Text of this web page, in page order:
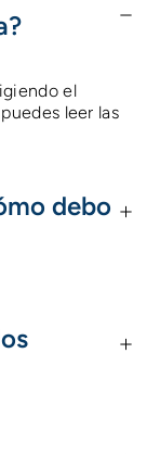
el
leer las
debo